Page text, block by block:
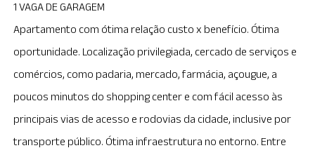
1 VAGA DE GARAGEM
Apartamento com ótima relação custo x benefício. Ótima
oportunidade. Localização privilegiada, cercado de serviços e
comércios, como padaria, mercado, farmácia, açougue, a
poucos minutos do shopping center e com fácil acesso às
principais vias de acesso e rodovias da cidade, inclusive por
transporte público. Ótima infraestrutura no entorno. Entre